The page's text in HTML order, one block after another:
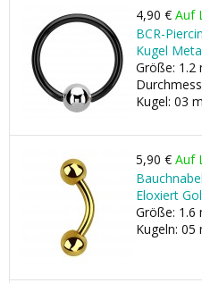
4,90 € Auf
BCR-
Kugel
Größe: 1.2
Kugel: 03
5,90 € Auf
Eloxiert
Größe: 1.6
Kugeln: 05